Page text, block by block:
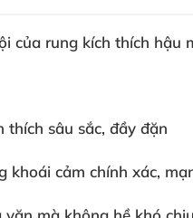
của rung kích thích hậu
thích sâu sắc, đầy đặn
khoái cảm chính xác,